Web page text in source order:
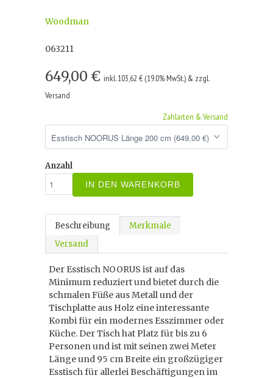
Woodman
063211
649,00 € inkl. 103,62 € (19.0% MwSt.) & zzgl.
Versand
Zahlarten & Versand
Anzahl
IN DEN WARENKORB
Beschreibung
Merkmale
Versand
Der Esstisch NOORUS ist auf das
Minimum reduziert und bietet durch die
schmalen Füße aus Metall und der
Tischplatte aus Holz eine interessante
Kombi für ein modernes Esszimmer oder
Küche. Der Tisch hat Platz für bis zu 6
Personen und ist mit seinen zwei Meter
Länge und 95 cm Breite ein großzügiger
Esstisch für allerlei Beschäftigungen im